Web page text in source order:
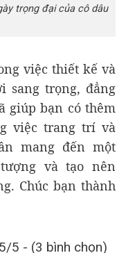
trọng đại của cô dâu
việc thiết kế và
sang trọng, đẳng
giúp bạn có thêm
việc trang trí và
mang đến một
và tạo nên
Chúc bạn thành
5/5 - (3 bình chọn)